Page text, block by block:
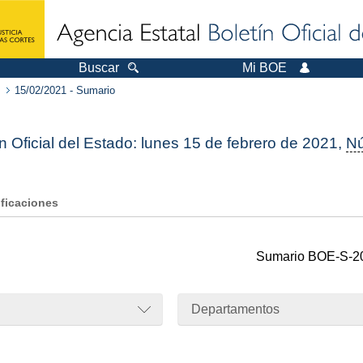
Buscar Mi BOE
15/02/2021 - Sumario
Oficial del Estado: lunes 15 de febrero de 2021,
Sumario BOE-S-
Departamentos